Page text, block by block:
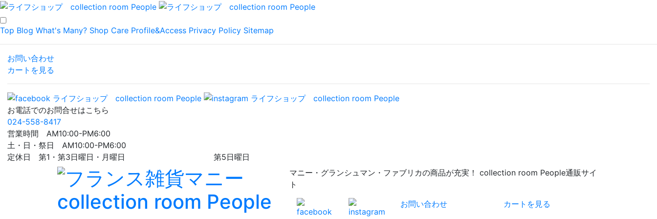
Top Blog What's Many? Shop Care Profile&Access Privacy Policy Sitemap
お問い合わせ
カートを見る
お電話でのお問合せはこちら
024-558-8417
営業時間 AM10:00-PM6:00
土・日・祭日 AM10:00-PM6:00
定休日 第1・第3日曜日・月曜日 第5日曜日
マニー・グランシュマン・ファブリカの商品が充実！ collection room People通販サイ
ト
お問い合わせ
カートを見る